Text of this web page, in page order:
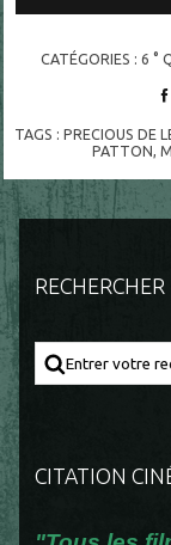
CATÉGORIES :6 °
TAGS : PRECIOUS DE
PATTON,
RECHERCHER
CITATION